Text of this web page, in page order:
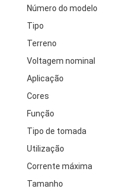
Número do modelo
Tipo
Terreno
Voltagem nominal
Aplicação
Cores
Função
Tipo de tomada
Utilização
Corrente máxima
Tamanho